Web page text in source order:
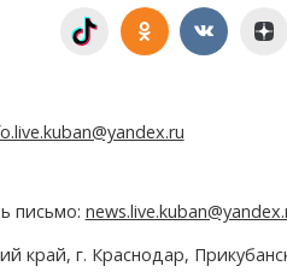
письмо:
край, г. Краснодар,